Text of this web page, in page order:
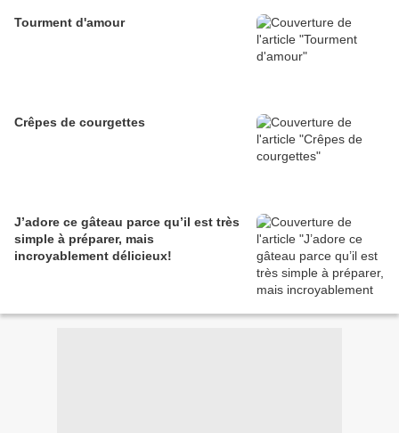
Tourment d'amour
Crêpes de courgettes
J’adore ce gâteau parce qu’il est très
simple à préparer, mais
incroyablement délicieux!